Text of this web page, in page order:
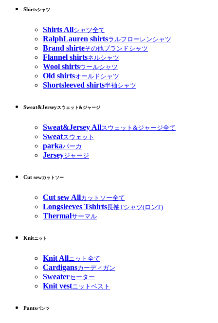
Shirtsシャツ
Shirts Allシャツ全て
RalphLauren shirtsラルフローレンシャツ
Brand shirteその他ブランドシャツ
Flannel shirtsネルシャツ
Wool shirtsウールシャツ
Old shirtsオールドシャツ
Shortsleeved shirts半袖シャツ
Sweat&Jerseyスウェット&ジャージ
Sweat&Jersey Allスウェット&ジャージ全て
Sweatスウェット
parkaパーカ
Jerseyジャージ
Cut sewカットソー
Cut sew Allカットソー全て
Longsleeves Tshirts長袖Tシャツ(ロンT)
Thermalサーマル
Knitニット
Knit Allニット全て
Cardigansカーディガン
Sweaterセーター
Knit vestニットベスト
Pantsパンツ